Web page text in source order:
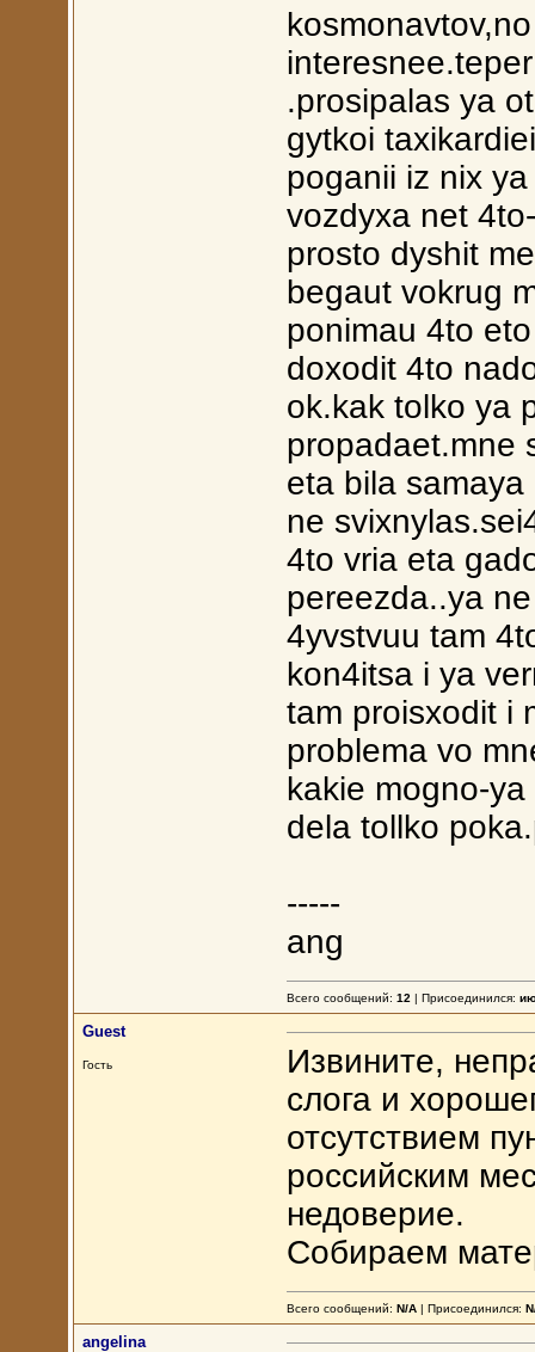
.prosipalas ya
gytkoi
poganii iz nix
vozdyxa net
prosto dyshit
begaut vokrug
ponimau 4to
doxodit 4to
ok.kak tolko ya
propadaet.mne
eta bila
ne
4to vria eta
pereezda..ya
4yvstvuu tam
kon4itsa i ya
tam proisxodit i
problema vo
kakie mogno-
dela tollko
-----
ang
Всего сообщений: 12 | Присоединился:
Guest
Гость
Извините,
слога и
отсутствием
российским
недоверие.
Собираем
Всего сообщений: N/A| Присоединился:
angelina